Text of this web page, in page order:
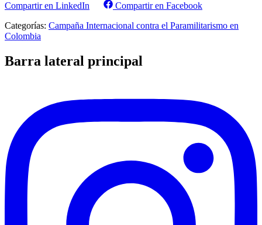
Compartir en LinkedIn
Compartir en Facebook
Categorías: Campaña Internacional contra el Paramilitarismo en
Colombia
Barra lateral principal